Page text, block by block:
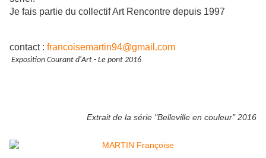
Je fais partie du collectif Art Rencontre depuis 1997
contact : francoisemartin94@gmail.com
Exposition Courant d'Art - Le pont 2016
Extrait de la série "Belleville en couleur" 2016